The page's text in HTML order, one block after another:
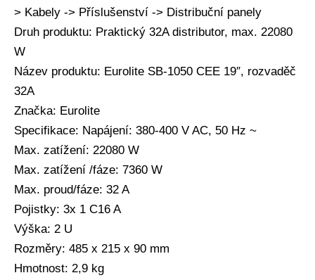
> Kabely -> Příslušenství -> Distribuční panely
Druh produktu: Praktický 32A distributor, max. 22080
W
Název produktu: Eurolite SB-1050 CEE 19″, rozvaděč
32A
Značka: Eurolite
Specifikace: Napájení: 380-400 V AC, 50 Hz ~
Max. zatížení: 22080 W
Max. zatížení /fáze: 7360 W
Max. proud/fáze: 32 A
Pojistky: 3x 1 C16 A
Výška: 2 U
Rozměry: 485 x 215 x 90 mm
Hmotnost: 2,9 kg